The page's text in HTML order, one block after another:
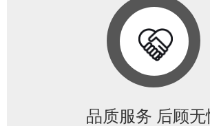
品质服务 后顾无